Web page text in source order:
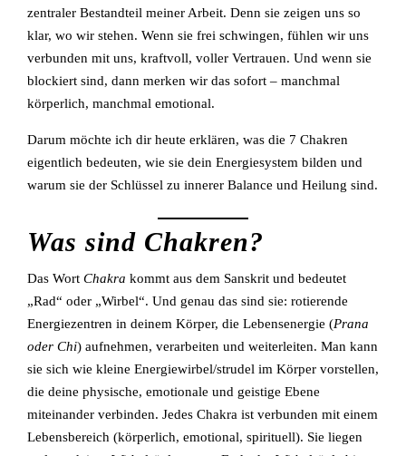
zentraler Bestandteil meiner Arbeit. Denn sie zeigen uns so
klar, wo wir stehen. Wenn sie frei schwingen, fühlen wir uns
verbunden mit uns, kraftvoll, voller Vertrauen. Und wenn sie
blockiert sind, dann merken wir das sofort – manchmal
körperlich, manchmal emotional.
Darum möchte ich dir heute erklären, was die 7 Chakren
eigentlich bedeuten, wie sie dein Energiesystem bilden und
warum sie der Schlüssel zu innerer Balance und Heilung sind.
Was sind Chakren?
Das Wort Chakra kommt aus dem Sanskrit und bedeutet
„Rad“ oder „Wirbel“. Und genau das sind sie: rotierende
Energiezentren in deinem Körper, die Lebensenergie (Prana
oder Chi) aufnehmen, verarbeiten und weiterleiten. Man kann
sie sich wie kleine Energiewirbel/strudel im Körper vorstellen,
die deine physische, emotionale und geistige Ebene
miteinander verbinden. Jedes Chakra ist verbunden mit einem
Lebensbereich (körperlich, emotional, spirituell). Sie liegen